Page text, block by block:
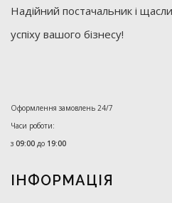
Надійний постачальник і
успіху вашого бізнесу!
Оформлення замовлень 24/7
Часи роботи:
з 09:00 до 19:00
ІНФОРМАЦІЯ